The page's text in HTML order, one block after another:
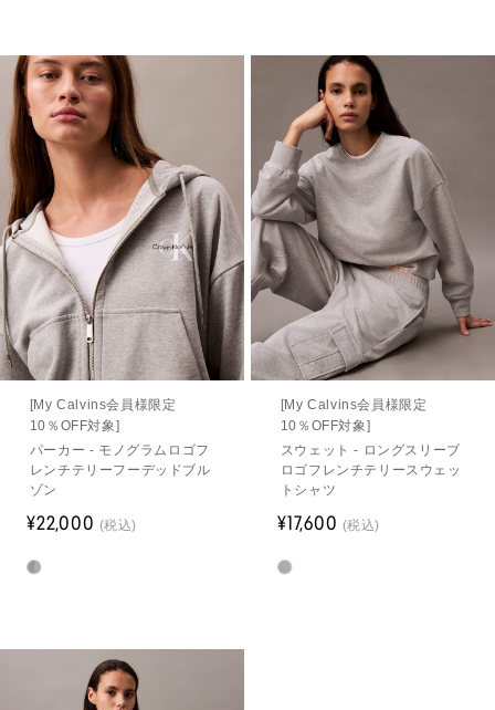
[My Calvins会員様限定
10％OFF対象]
パーカー - モノグラムロゴフ
レンチテリーフーデッドブル
ゾン
¥22,000 (税込)
[My Calvins会員様限定
10％OFF対象]
スウェット - ロングスリーブ
ロゴフレンチテリースウェッ
トシャツ
¥17,600 (税込)